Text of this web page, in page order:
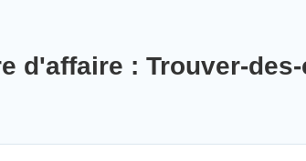
d'affaire : Trouver-